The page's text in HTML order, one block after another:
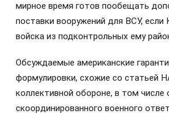
мирное время готов пообещать
поставки вооружений для ВСУ, если
войска из подконтрольных ему
Обсуждаемые американские
формулировки, схожие со статьей
коллективной обороне, в том числе
скоординированного военного